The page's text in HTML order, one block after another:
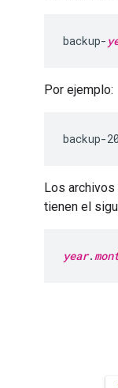
backup-
Por ejemplo:
backup-
Los
tienen el
year.